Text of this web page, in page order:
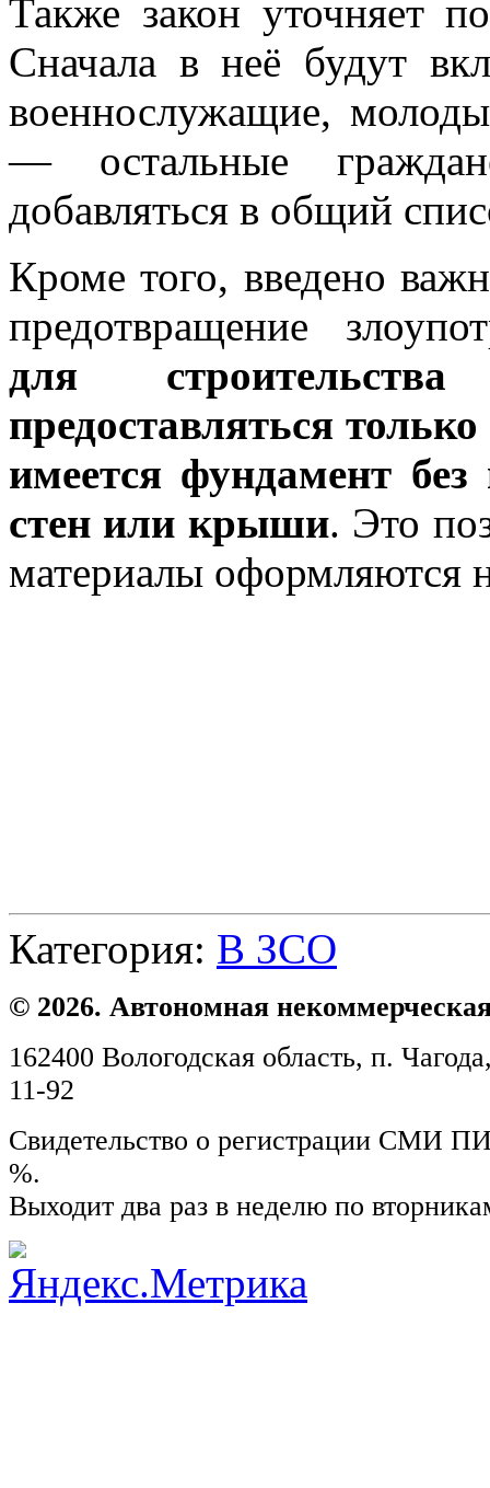
Также закон уточняет
Сначала в неё будут
военнослужащие,
— остальные
добавляться в общий
Кроме того, введено
предотвращение
для
предоставляться
имеется фундамент
стен или крыши. Это
материалы оформляются
Категория: В ЗСО
© 2026. Автономная
162400 Вологодская область, п.
11-92
Свидетельство о регистрации СМИ
%.
Выходит два раз в неделю по